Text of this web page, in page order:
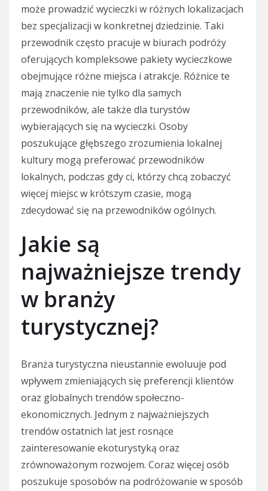
może prowadzić wycieczki w różnych lokalizacjach
bez specjalizacji w konkretnej dziedzinie. Taki
przewodnik często pracuje w biurach podróży
oferujących kompleksowe pakiety wycieczkowe
obejmujące różne miejsca i atrakcje. Różnice te
mają znaczenie nie tylko dla samych
przewodników, ale także dla turystów
wybierających się na wycieczki. Osoby
poszukujące głębszego zrozumienia lokalnej
kultury mogą preferować przewodników
lokalnych, podczas gdy ci, którzy chcą zobaczyć
więcej miejsc w krótszym czasie, mogą
zdecydować się na przewodników ogólnych.
Jakie są
najważniejsze trendy
w branży
turystycznej?
Branża turystyczna nieustannie ewoluuje pod
wpływem zmieniających się preferencji klientów
oraz globalnych trendów społeczno-
ekonomicznych. Jednym z najważniejszych
trendów ostatnich lat jest rosnące
zainteresowanie ekoturystyką oraz
zrównoważonym rozwojem. Coraz więcej osób
poszukuje sposobów na podróżowanie w sposób